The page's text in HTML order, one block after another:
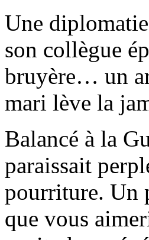
Une
son collègue
bruyère… un
mari lève la
Balancé à la
paraissait
pourriture. Un
que vous